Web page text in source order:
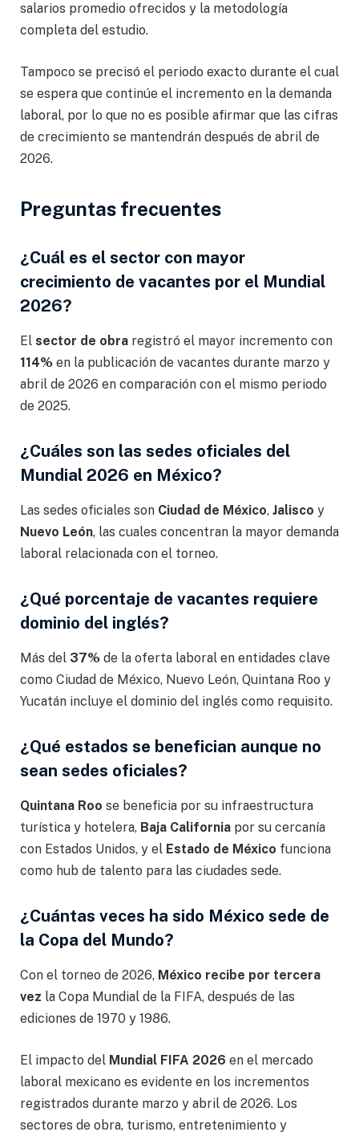
salarios promedio ofrecidos y la metodología
completa del estudio.
Tampoco se precisó el periodo exacto durante el cual
se espera que continúe el incremento en la demanda
laboral, por lo que no es posible afirmar que las cifras
de crecimiento se mantendrán después de abril de
2026.
Preguntas frecuentes
¿Cuál es el sector con mayor
crecimiento de vacantes por el Mundial
2026?
El sector de obra registró el mayor incremento con
114% en la publicación de vacantes durante marzo y
abril de 2026 en comparación con el mismo periodo
de 2025.
¿Cuáles son las sedes oficiales del
Mundial 2026 en México?
Las sedes oficiales son Ciudad de México, Jalisco y
Nuevo León, las cuales concentran la mayor demanda
laboral relacionada con el torneo.
¿Qué porcentaje de vacantes requiere
dominio del inglés?
Más del 37% de la oferta laboral en entidades clave
como Ciudad de México, Nuevo León, Quintana Roo y
Yucatán incluye el dominio del inglés como requisito.
¿Qué estados se benefician aunque no
sean sedes oficiales?
Quintana Roo se beneficia por su infraestructura
turística y hotelera, Baja California por su cercanía
con Estados Unidos, y el Estado de México funciona
como hub de talento para las ciudades sede.
¿Cuántas veces ha sido México sede de
la Copa del Mundo?
Con el torneo de 2026, México recibe por tercera
vez la Copa Mundial de la FIFA, después de las
ediciones de 1970 y 1986.
El impacto del Mundial FIFA 2026 en el mercado
laboral mexicano es evidente en los incrementos
registrados durante marzo y abril de 2026. Los
sectores de obra, turismo, entretenimiento y